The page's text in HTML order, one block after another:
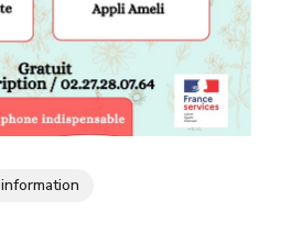
information